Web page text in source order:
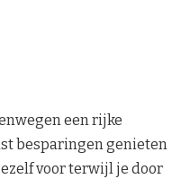
een rijke
besparingen genieten
voor terwijl je door